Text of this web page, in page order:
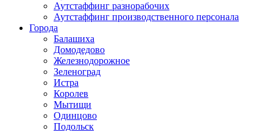
Аутстаффинг разнорабочих
Аутстаффинг производственного персонала
Города
Балашиха
Домодедово
Железнодорожное
Зеленоград
Истра
Королев
Мытищи
Одинцово
Подольск